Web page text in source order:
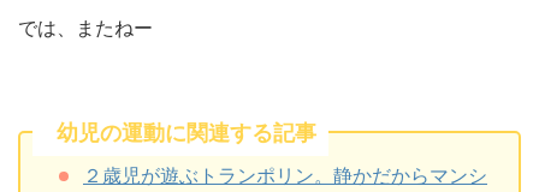
では、またねー
幼児の運動に関連する記事
２歳児が遊ぶトランポリン。静かだからマンシ